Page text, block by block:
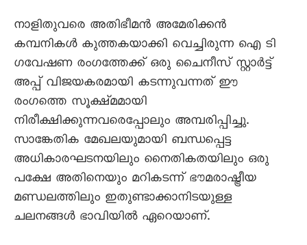
നാളിതുവരെ അതിഭീമൻ അമേരിക്കൻ
കമ്പനികൾ കുത്തകയാക്കി വെച്ചിരുന്ന ഐ ടി
ഗവേഷണ രംഗത്തേക്ക് ഒരു ചൈനീസ് സ്റ്റാർട്ട്
അപ്പ് വിജയകരമായി കടന്നുവന്നത് ഈ
രംഗത്തെ സൂക്ഷ്മമായി
നിരീക്ഷിക്കുന്നവരെപ്പോലും അമ്പരിപ്പിച്ചു.
സാങ്കേതിക മേഖലയുമായി ബന്ധപ്പെട്ട
അധികാരഘടനയിലും നൈതികതയിലും ഒരു
പക്ഷേ അതിനെയും മറികടന്ന് ഭൗമരാഷ്ട്രീയ
മണ്ഡലത്തിലും ഇതുണ്ടാക്കാനിടയുള്ള
ചലനങ്ങൾ ഭാവിയിൽ ഏറെയാണ്.